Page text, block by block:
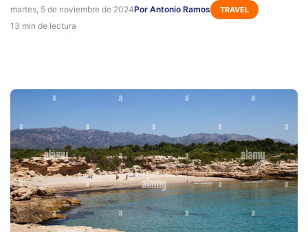
martes, 5 de noviembre de 2024Por Antonio Ramos TRAVEL
13 min de lectura